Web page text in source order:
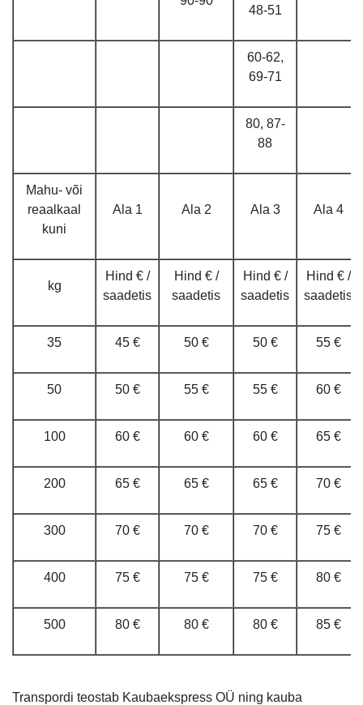
48-51
60-62,
69-71
80, 87-
88
Mahu- või
reaalkaal
kuni
Ala 1 Ala 2 Ala 3 Ala 4
kg
Hind € /
saadetis
Hind € /
saadetis
Hind € /
saadetis
Hind € /
saadetis
35 45 € 50 € 50 € 55 €
50 50 € 55 € 55 € 60 €
100 60 € 60 € 60 € 65 €
200 65 € 65 € 65 € 70 €
300 70 € 70 € 70 € 75 €
400 75 € 75 € 75 € 80 €
500 80 € 80 € 80 € 85 €
Transpordi teostab Kaubaekspress OÜ ning kauba